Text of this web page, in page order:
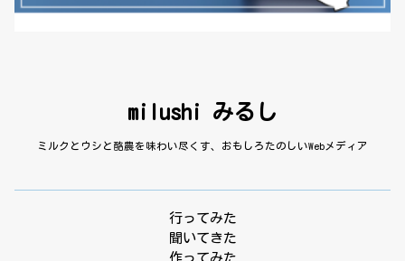
milushi みるし
ミルクとウシと酪農を味わい尽くす、おもしろたのしいWebメディア
行ってみた
聞いてきた
作ってみた